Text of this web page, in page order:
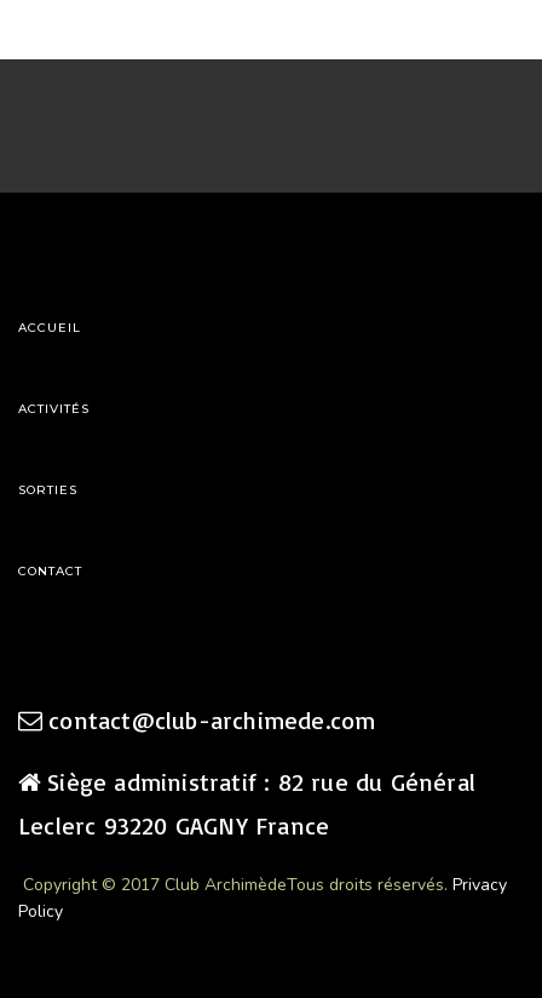
ACCUEIL
ACTIVITÉS
SORTIES
CONTACT
contact@club-archimede.com
Siège administratif : 82 rue du Général
Leclerc 93220 GAGNY France
Copyright © 2017 Club ArchimèdeTous droits réservés. Privacy
Policy